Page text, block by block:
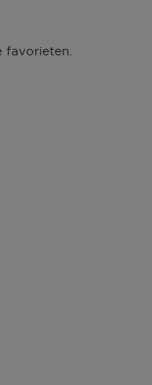
favorieten.